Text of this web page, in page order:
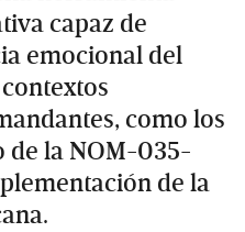
capaz de
emocional del
como los
de la NOM-035-
de la